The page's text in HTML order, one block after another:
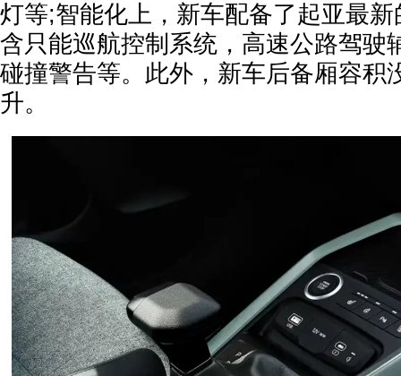
灯等;智能化上，新车配备了起亚最
含只能巡航控制系统，高速公路驾驶
碰撞警告等。此外，新车后备厢容积
升。